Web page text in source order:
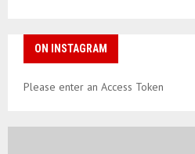
ON INSTAGRAM
Please enter an Access Token